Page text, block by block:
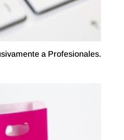
a Profesionales.